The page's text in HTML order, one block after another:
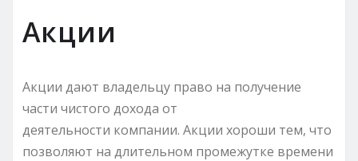
Акции
Акции дают владельцу право на получение
части чистого дохода от
деятельности компании. Акции хороши тем, что
позволяют на длительном промежутке времени